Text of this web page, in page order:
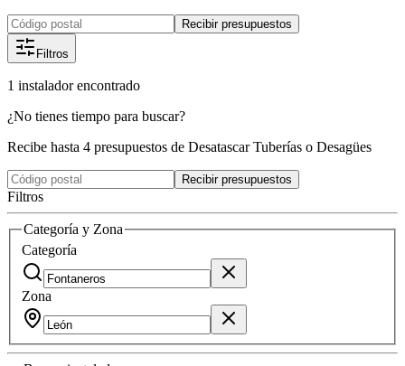
Recibir presupuestos
Filtros
1 instalador encontrado
¿No tienes tiempo para buscar?
Recibe hasta 4 presupuestos de Desatascar Tuberías o Desagües
Recibir presupuestos
Filtros
Categoría y Zona
Categoría
Zona